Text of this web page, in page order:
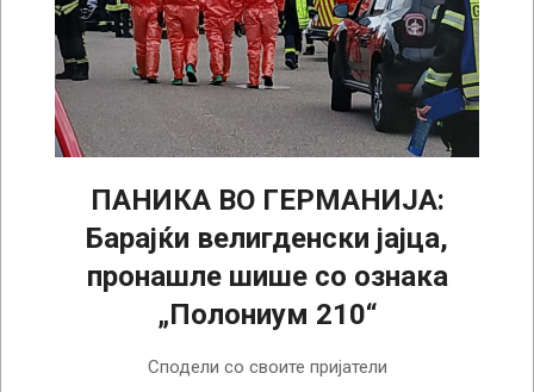
ПАНИКА ВО ГЕРМАНИЈА:
Барајќи велигденски јајца,
пронашле шише со ознака
„Полониум 210“
Сподели со своите пријатели